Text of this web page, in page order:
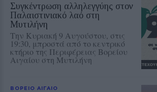
Συγκέντρωση αλληλεγγύης στον
Παλαιστινιακό λαό στη
Μυτιλήνη
Την Κυριακή 9 Αυγούστου, στις
19:30, μπροστά από το κεντρικό
κτήριο της Περιφέρειας Βορείου
Αιγαίου στη Μυτιλήνη
ΒΟΡΕΙΟ ΑΙΓΑΙΟ